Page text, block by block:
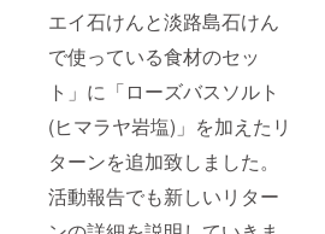
エイ石けんと淡路島石けん
で使っている食材のセッ
ト」に「ローズバスソルト
(ヒマラヤ岩塩)」を加えたリ
ターンを追加致しました。
活動報告でも新しいリター